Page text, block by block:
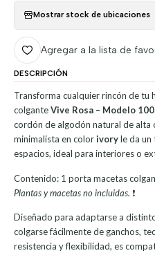
Mostrar stock de ubicaciones
Agregar a la lista de
DESCRIPCIÓN
Transforma cualquier rincón de tu
colganteVive Rosa – Modelo
cordón de algodón natural de alta
minimalista en colorivoryle da un
espacios, ideal para interiores o
Contenido: 1 porta macetas
Plantas y macetas no incluidas. ❗
Diseñado para adaptarse a
colgarse fácilmente de ganchos,
resistencia y flexibilidad, es